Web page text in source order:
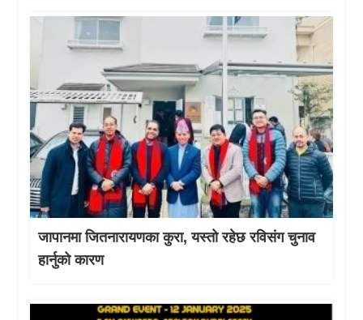
जापानमा जितनारायणका कुरा, यस्तो रहेछ रविसंग चुनाव
हार्नुको कारण